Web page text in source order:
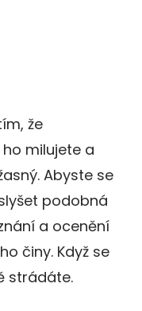
že
milujete a
Abyste se
podobná
a ocenění
činy. Když se
strádáte.